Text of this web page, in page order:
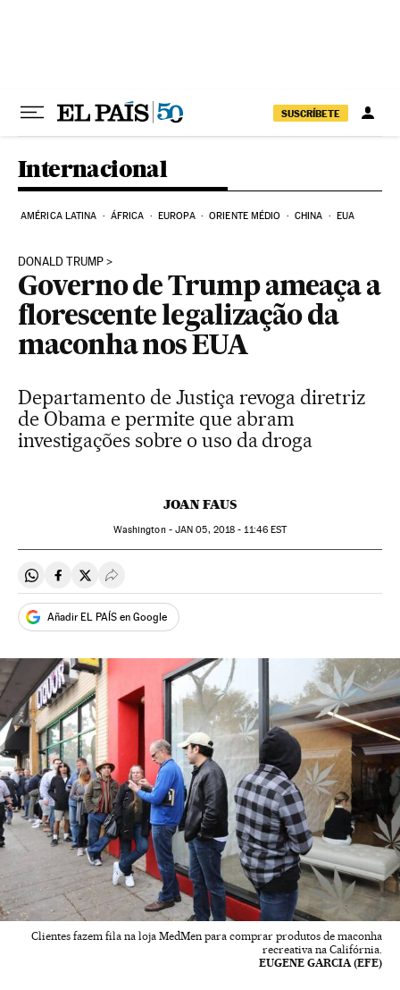
SUSCRÍBETE
Internacional
AMÉRICA LATINA ÁFRICA EUROPA ORIENTE MÉDIO CHINA EUA
DONALD TRUMP
Governo de Trump ameaça a
florescente legalização da
maconha nos EUA
Departamento de Justiça revoga diretriz
de Obama e permite que abram
investigações sobre o uso da droga
JOAN FAUS
Washington - JAN 05, 2018 - 11:46EST
Compartir en Whatsapp
Compartir en Facebook
Compartir en Twitter
Desplegar Redes Sociales
Añadir EL PAÍS en Google
Clientes fazem fila na loja MedMen para comprar produtos de maconha
recreativa na Califórnia.
EUGENE GARCIA (EFE)